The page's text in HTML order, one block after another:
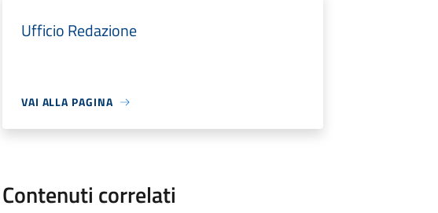
Ufficio Redazione
VAI ALLA PAGINA
Contenuti correlati